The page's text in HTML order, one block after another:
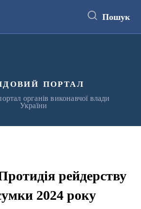
Пошук
портал
органів виконавчої влади
України
рейдерству
2024 року